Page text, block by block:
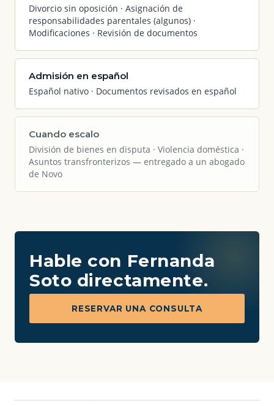
Divorcio sin oposición · Asignación de
responsabilidades parentales (algunos) ·
Modificaciones · Revisión de documentos
Admisión en español
Español nativo · Documentos revisados en español
Cuando escalo
División de bienes en disputa · Violencia doméstica ·
Asuntos transfronterizos — entregado a un abogado
de Novo
Hable con Fernanda
Soto directamente.
RESERVAR UNA CONSULTA